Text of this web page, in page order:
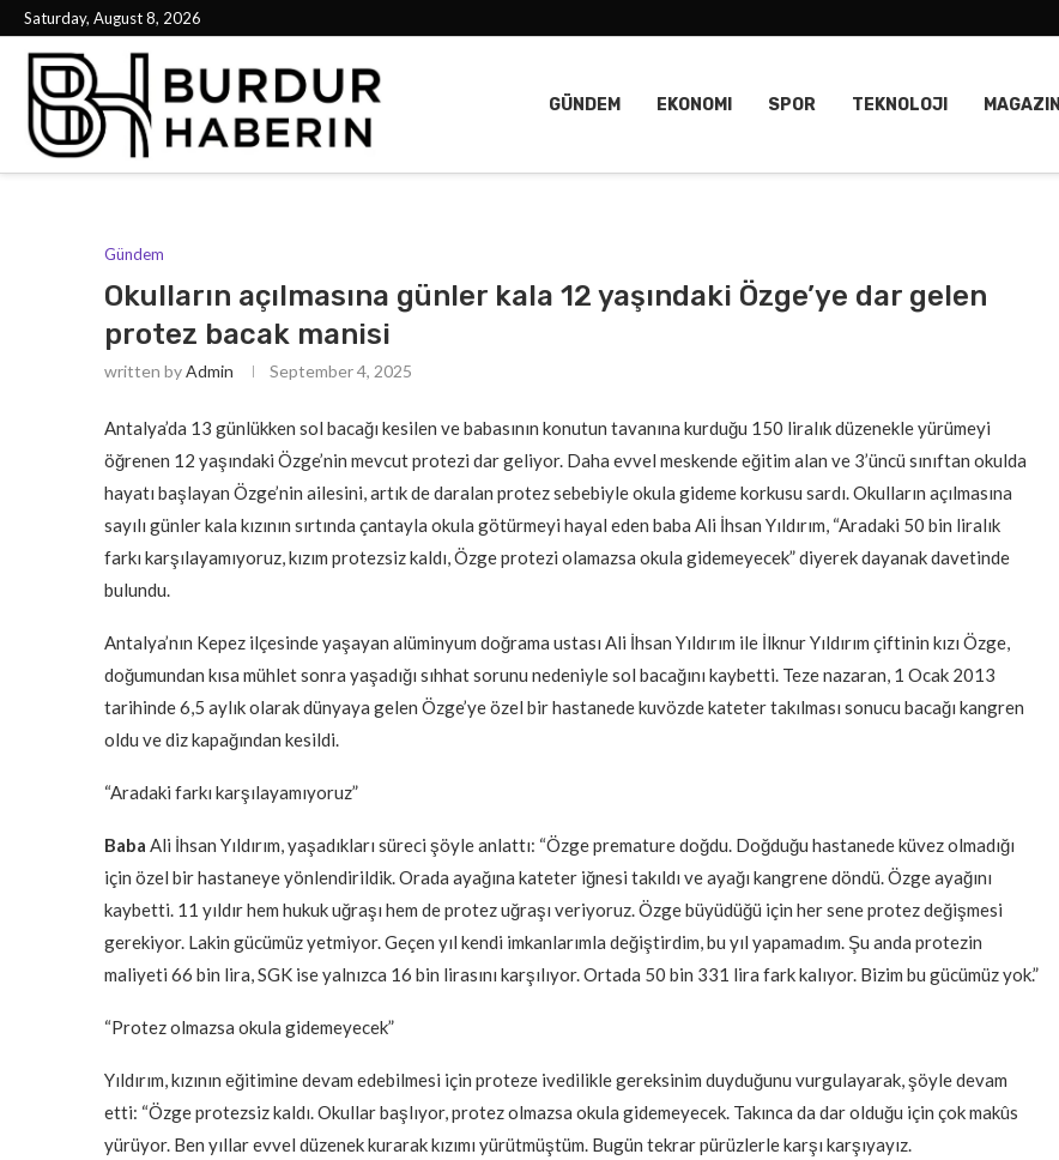
Saturday, August 8, 2026
GÜNDEM EKONOMI SPOR TEKNOLOJI MAGAZIN
Gündem
Okulların açılmasına günler kala 12 yaşındaki Özge’ye dar gelen
protez bacak manisi
written byAdmin September 4, 2025
Antalya’da 13 günlükken sol bacağı kesilen ve babasının konutun tavanına kurduğu 150 liralık düzenekle yürümeyi
öğrenen 12 yaşındaki Özge’nin mevcut protezi dar geliyor. Daha evvel meskende eğitim alan ve 3’üncü sınıftan okulda
hayatı başlayan Özge’nin ailesini, artık de daralan protez sebebiyle okula gideme korkusu sardı. Okulların açılmasına
sayılı günler kala kızının sırtında çantayla okula götürmeyi hayal eden baba Ali İhsan Yıldırım, “Aradaki 50 bin liralık
farkı karşılayamıyoruz, kızım protezsiz kaldı, Özge protezi olamazsa okula gidemeyecek” diyerek dayanak davetinde
bulundu.
Antalya’nın Kepez ilçesinde yaşayan alüminyum doğrama ustası Ali İhsan Yıldırım ile İlknur Yıldırım çiftinin kızı Özge,
doğumundan kısa mühlet sonra yaşadığı sıhhat sorunu nedeniyle sol bacağını kaybetti. Teze nazaran, 1 Ocak 2013
tarihinde 6,5 aylık olarak dünyaya gelen Özge’ye özel bir hastanede kuvözde kateter takılması sonucu bacağı kangren
oldu ve diz kapağından kesildi.
“Aradaki farkı karşılayamıyoruz”
Baba Ali İhsan Yıldırım, yaşadıkları süreci şöyle anlattı: “Özge premature doğdu. Doğduğu hastanede küvez olmadığı
için özel bir hastaneye yönlendirildik. Orada ayağına kateter iğnesi takıldı ve ayağı kangrene döndü. Özge ayağını
kaybetti. 11 yıldır hem hukuk uğraşı hem de protez uğraşı veriyoruz. Özge büyüdüğü için her sene protez değişmesi
gerekiyor. Lakin gücümüz yetmiyor. Geçen yıl kendi imkanlarımla değiştirdim, bu yıl yapamadım. Şu anda protezin
maliyeti 66 bin lira, SGK ise yalnızca 16 bin lirasını karşılıyor. Ortada 50 bin 331 lira fark kalıyor. Bizim bu gücümüz yok.”
“Protez olmazsa okula gidemeyecek”
Yıldırım, kızının eğitimine devam edebilmesi için proteze ivedilikle gereksinim duyduğunu vurgulayarak, şöyle devam
etti: “Özge protezsiz kaldı. Okullar başlıyor, protez olmazsa okula gidemeyecek. Takınca da dar olduğu için çok makûs
yürüyor. Ben yıllar evvel düzenek kurarak kızımı yürütmüştüm. Bugün tekrar pürüzlerle karşı karşıyayız.